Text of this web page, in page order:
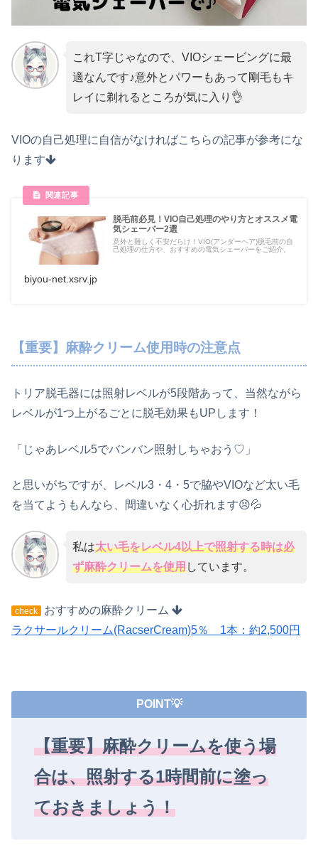
これT字じゃなので、VIOシェービングに最
適なんです♪意外とパワーもあって剛毛もキ
レイに剃れるところが気に入り👌
VIOの自己処理に自信がなければこちらの記事が参考にな
ります
脱毛前必見！VIO自己処理のやり方とオススメ電
気シェーバー2選
意外と難しく不安だらけ！VIO(アンダーヘア)脱毛前の自
己処理の仕方や、おすすめの電気シェーバーをご紹介。
biyou-net.xsrv.jp
【重要】麻酔クリーム使用時の注意点
トリア脱毛器には照射レベルが5段階あって、当然ながら
レベルが1つ上がるごとに脱毛効果もUPします！
「じゃあレベル5でバンバン照射しちゃおう♡」
と思いがちですが、レベル3・4・5で脇やVIOなど太い毛
を当てようもんなら、間違いなく心折れます😣💦
私は太い毛をレベル4以上で照射する時は必
ず麻酔クリームを使用しています。
check
おすすめの麻酔クリーム
ラクサールクリーム(RacserCream)5％ 1本：約2,500円
POINT💡
【重要】麻酔クリームを使う場
合は、照射する1時間前に塗っ
ておきましょう！